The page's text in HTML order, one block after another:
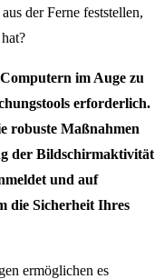
der Ferne feststellen,
im Auge zu
erforderlich.
robuste Maßnahmen
der Bildschirmaktivität
und auf
die Sicherheit Ihres
ermöglichen es